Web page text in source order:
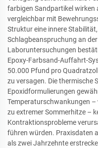
farbigen Sandpartikel wirken
vergleichbar mit
Struktur eine innere
Schlagbeanspruchung an
Laboruntersuchungen
Epoxy-Farbsand-Auffahrt-
50.000 Pfund pro
zu versagen. Die thermische
Epoxidformulierungen
Temperaturschwankungen
zu extremer Sommerhitze –
Kontraktionsprobleme
führen würden. Praxisdaten
als zwei Jahrzehnte